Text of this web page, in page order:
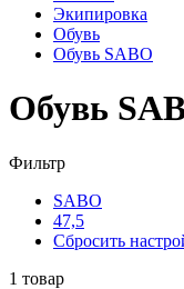
Экипировка
Обувь
Обувь SABO
Обувь
Фильтр
SABO
47,5
Сбросить
1 товар